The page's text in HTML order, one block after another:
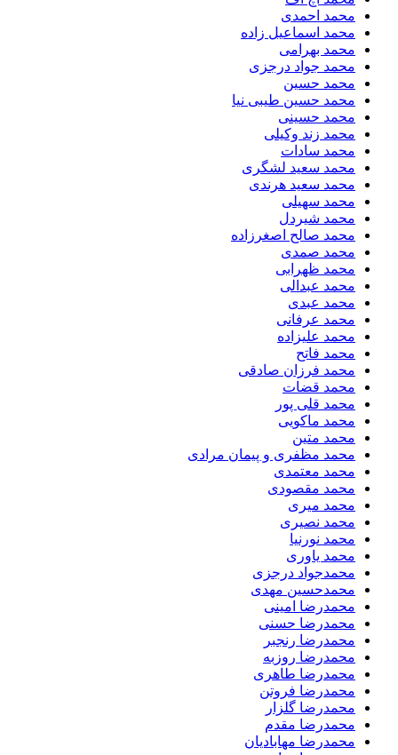
محمد احمدی
محمد اسماعیل زاده
محمد بهرامی
محمد جواد درجزی
محمد حسین
محمد حسین طیبی نیا
محمد حسینی
محمد زند وکیلی
محمد سادات
محمد سعید لشگری
محمد سعید هرندی
محمد سهیلی
​محمد شیردل
محمد صالح اصغرزاده
محمد صمدی
محمد ظهرابی
محمد عبدالی
محمد عبدی
محمد عرفانی
محمد علیزاده
محمد فاتح
محمد فرزان صادقی
محمد قضات
محمد قلی پور
محمد ماکویی
محمد متین
محمد مظفری و پیمان مرادی
محمد معتمدی
محمد مقصودی
محمد میری
محمد نصیری
محمد نورنیا
محمد یاوری
محمدجواد درجزی
محمدحسین مهدی
محمدرضا امینی
محمدرضا حسنی
محمدرضا رنجبر
محمدرضا روزبه
محمدرضا طاهری
محمدرضا فروتن
محمدرضا گلزار
محمدرضا مقدم
محمدرضا مهابادیان